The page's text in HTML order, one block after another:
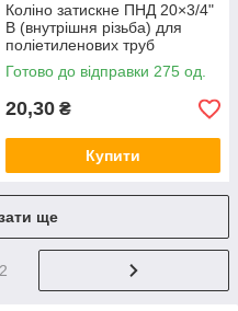
Коліно затискне ПНД 20×3/4"
В (внутрішня різьба) для
поліетиленових труб
SantehPlast Україна
Готово до відправки 275 од.
20,30 ₴
Купити
ще